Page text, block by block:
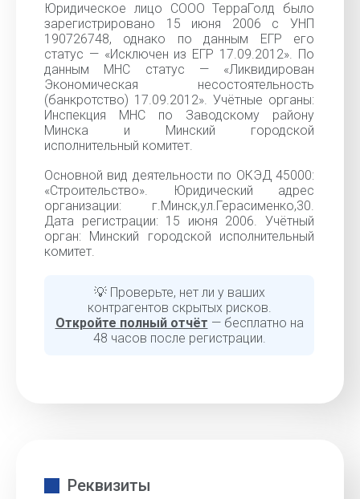
Юридическое лицо СООО ТерраГолд было
зарегистрировано 15 июня 2006 с УНП
190726748, однако по данным ЕГР его
статус — «Исключен из ЕГР 17.09.2012». По
данным МНС статус — «Ликвидирован
Экономическая несостоятельность
(банкротство) 17.09.2012». Учётные органы:
Инспекция МНС по Заводскому району
Минска и Минский городской
исполнительный комитет.
Основной вид деятельности по ОКЭД 45000:
«Строительство». Юридический адрес
организации: г.Минск,ул.Герасименко,30.
Дата регистрации: 15 июня 2006. Учётный
орган: Минский городской исполнительный
комитет.
💡 Проверьте, нет ли у ваших
контрагентов скрытых рисков.
Откройте полный отчёт — бесплатно на
48 часов после регистрации.
Реквизиты